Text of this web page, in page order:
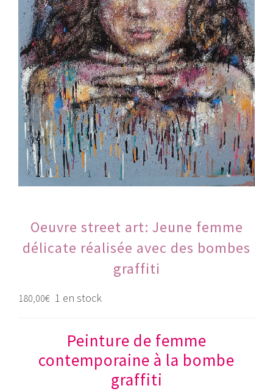
Oeuvre street art: Jeune femme
délicate réalisée avec des bombes
graffiti
180,00€ 1 en stock
Peinture de femme
contemporaine à la bombe
graffiti